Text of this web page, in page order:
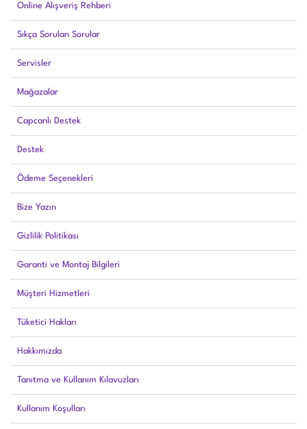
Online Alışveriş Rehberi
Sıkça Sorulan Sorular
Servisler
Mağazalar
Capcanlı Destek
Destek
Ödeme Seçenekleri
Bize Yazın
Gizlilik Politikası
Garanti ve Montaj Bilgileri
Müşteri Hizmetleri
Tüketici Hakları
Hakkımızda
Tanıtma ve Kullanım Kılavuzları
Kullanım Koşulları